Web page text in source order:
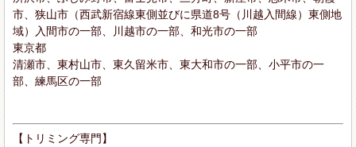
市、狭山市（西武新宿線東側並びに県道8号（川越入間線）東側地
域）入間市の一部、川越市の一部、和光市の一部
東京都
清瀬市、東村山市、東久留米市、東大和市の一部、小平市の一
部、練馬区の一部
【トリミング専門】